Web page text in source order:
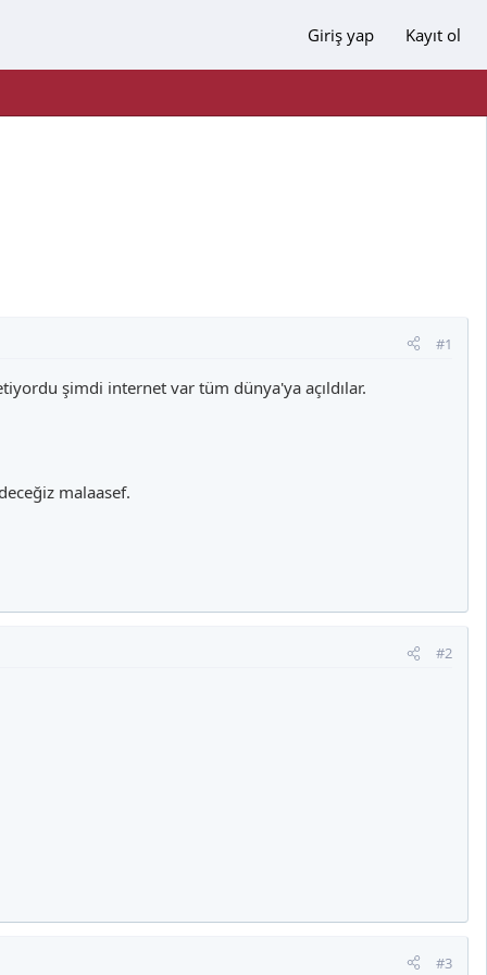
Giriş yap Kayıt ol
#1
şimdi internet var tüm dünya'ya açıldılar.
malaasef.
#2
#3